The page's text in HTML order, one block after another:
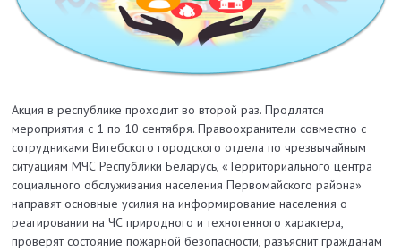
Акция в республике проходит во второй раз. Продлятся
мероприятия с 1 по 10 сентября. Правоохранители совместно с
сотрудниками Витебского городского отдела по чрезвычайным
ситуациям МЧС Республики Беларусь, «Территориального центра
социального обслуживания населения Первомайского района»
направят основные усилия на информирование населения о
реагировании на ЧС природного и техногенного характера,
проверят состояние пожарной безопасности, разъяснит гражданам